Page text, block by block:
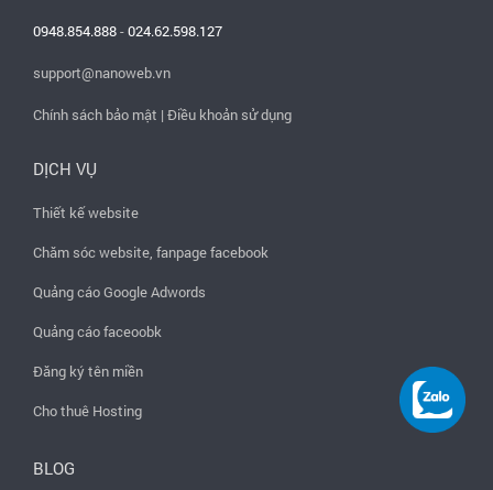
0948.854.888-024.62.598.127
support@nanoweb.vn
Chính sách bảo mật | Điều khoản sử dụng
DỊCH VỤ
Thiết kế website
Chăm sóc website, fanpage facebook
Quảng cáo Google Adwords
Quảng cáo faceoobk
Đăng ký tên miền
Cho thuê Hosting
BLOG